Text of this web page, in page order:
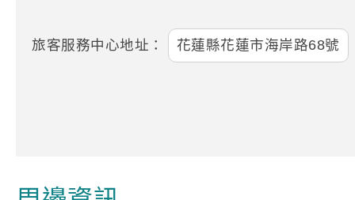
旅客服務中心地址： 花蓮縣花蓮市海岸路68號